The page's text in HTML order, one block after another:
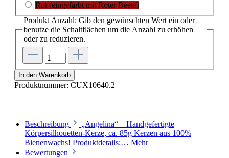
Rot (eingefärbt mit Roter Beete)
Produkt Anzahl: Gib den gewünschten Wert ein oder
benutze die Schaltflächen um die Anzahl zu erhöhen
oder zu reduzieren.
In den Warenkorb
Produktnummer: CUX10640.2
Beschreibung
„Angelina“ – Handgefertigte
Körpersilhouetten-Kerze, ca. 85g Kerzen aus 100%
Bienenwachs! Produktdetails:… Mehr
Bewertungen